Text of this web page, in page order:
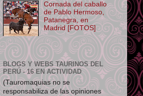
Cornada del caballo
de Pablo Hermoso,
Patanegra, en
Madrid [FOTOS]
BLOGS Y WEBS TAURINOS DEL
PERÚ - 16 EN ACTIVIDAD
(Tauromaquias no se
responsabiliza de las opiniones